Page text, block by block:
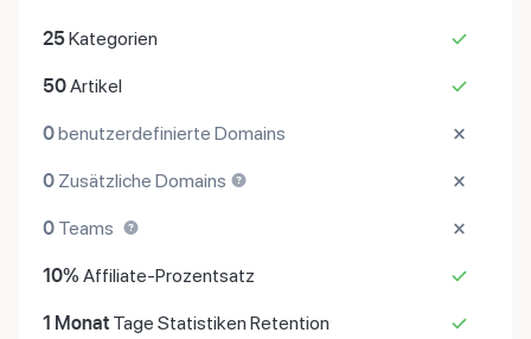
25Kategorien
50Artikel
0benutzerdefinierte Domains
0 Zusätzliche Domains
0 Teams
10% Affiliate-Prozentsatz
1 Monat Tage Statistiken Retention